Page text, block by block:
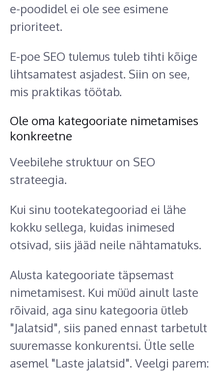
e-poodidel ei ole see esimene
prioriteet.
E-poe SEO tulemus tuleb tihti kõige
lihtsamatest asjadest. Siin on see,
mis praktikas töötab.
Ole oma kategooriate nimetamises
konkreetne
Veebilehe struktuur on SEO
strateegia.
Kui sinu tootekategooriad ei lähe
kokku sellega, kuidas inimesed
otsivad, siis jääd neile nähtamatuks.
Alusta kategooriate täpsemast
nimetamisest. Kui müüd ainult laste
rõivaid, aga sinu kategooria ütleb
"Jalatsid", siis paned ennast tarbetult
suuremasse konkurentsi. Ütle selle
asemel "Laste jalatsid". Veelgi parem: